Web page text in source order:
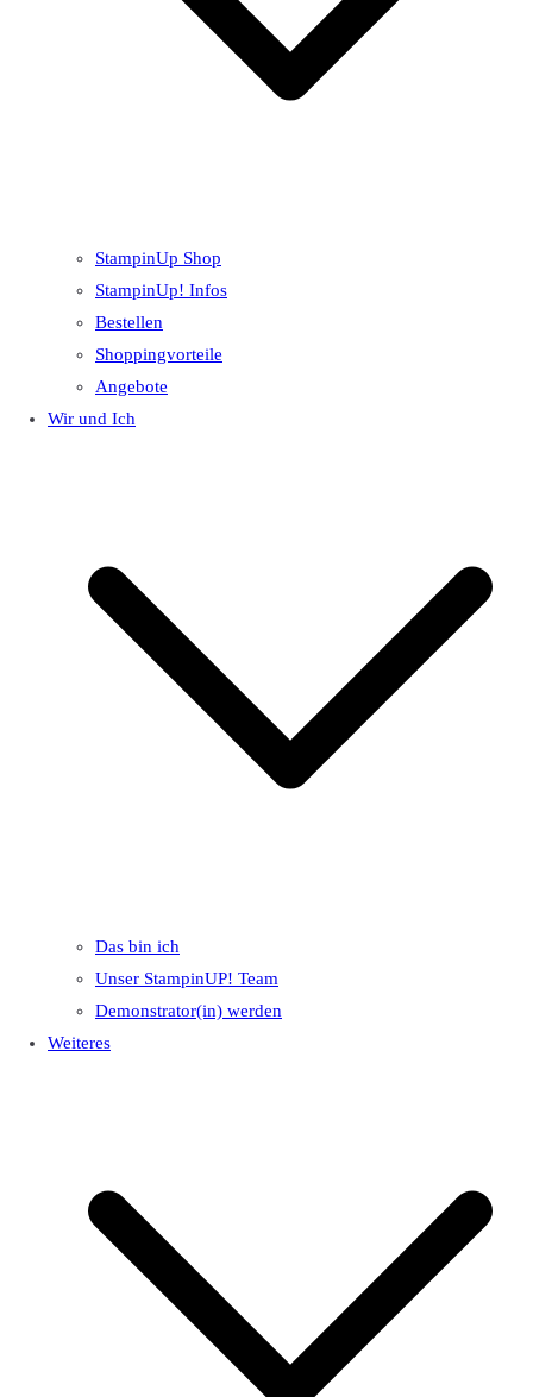
StampinUp Shop
StampinUp! Infos
Bestellen
Shoppingvorteile
Angebote
Wir und Ich
Das bin ich
Unser StampinUP! Team
Demonstrator(in) werden
Weiteres